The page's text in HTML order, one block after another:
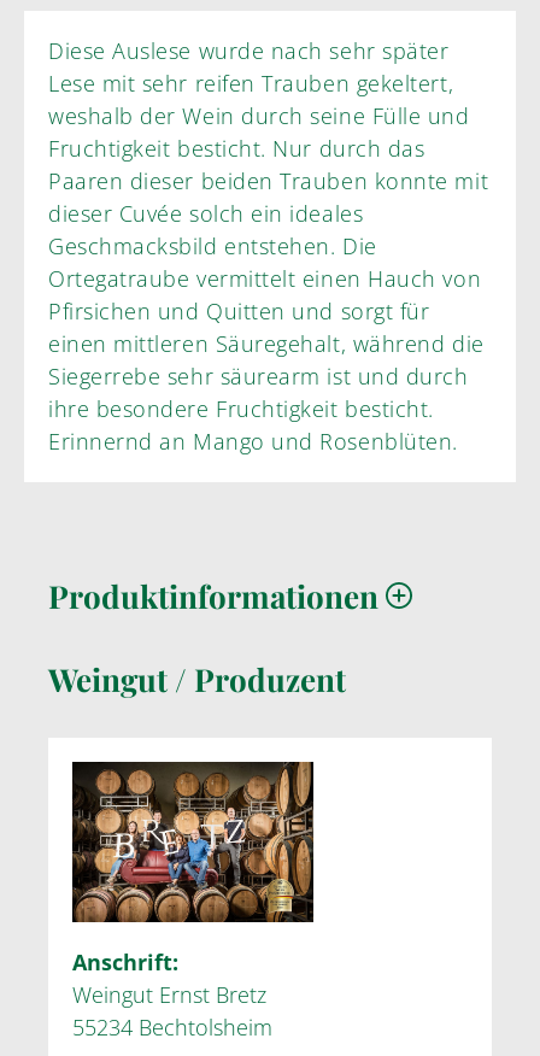
Diese Auslese wurde nach sehr später
Lese mit sehr reifen Trauben gekeltert,
weshalb der Wein durch seine Fülle und
Fruchtigkeit besticht. Nur durch das
Paaren dieser beiden Trauben konnte mit
dieser Cuvée solch ein ideales
Geschmacksbild entstehen. Die
Ortegatraube vermittelt einen Hauch von
Pfirsichen und Quitten und sorgt für
einen mittleren Säuregehalt, während die
Siegerrebe sehr säurearm ist und durch
ihre besondere Fruchtigkeit besticht.
Erinnernd an Mango und Rosenblüten.
Produktinformationen
Weingut / Produzent
Anschrift:
Weingut Ernst Bretz
55234 Bechtolsheim